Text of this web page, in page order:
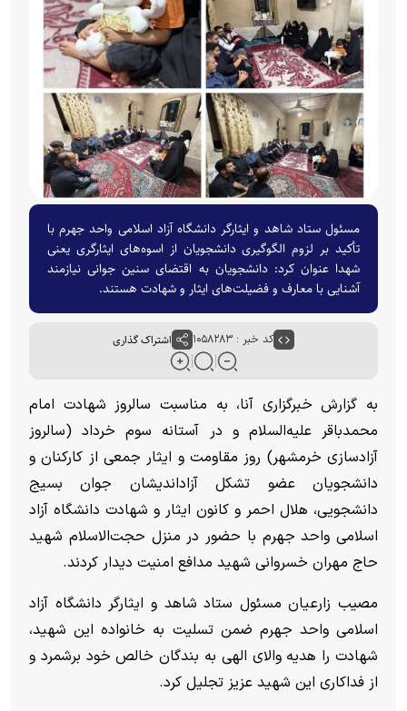
مسئول ستاد شاهد و ایثارگر دانشگاه آزاد اسلامی واحد جهرم با
تأکید بر لزوم الگوگیری دانشجویان از اسوه‌های ایثارگری یعنی
شهدا عنوان کرد: دانشجویان به اقتضای سنین جوانی نیازمند
آشنایی با معارف و فضیلت‌های ایثار و شهادت هستند.
کد خبر : ۱۰۵۸۲۸۳ اشتراک گذاری
به گزارش خبرگزاری آنا، به مناسبت سالروز شهادت امام
محمدباقر علیه‌السلام و در آستانه سوم خرداد (سالروز
آزادسازی خرمشهر) روز مقاومت و ایثار جمعی از کارکنان و
دانشجویان عضو تشکل آزاداندیشان جوان بسیج
دانشجویی، هلال احمر و کانون ایثار و شهادت دانشگاه آزاد
اسلامی واحد جهرم با حضور در منزل حجت‌الاسلام شهید
حاج مهران خسروانی شهید مدافع امنیت دیدار کردند.
مصیب زارعیان مسئول ستاد شاهد و ایثارگر دانشگاه آزاد
اسلامی واحد جهرم ضمن تسلیت به خانواده این شهید،
شهادت را هدیه والای الهی به بندگان خالص خود برشمرد و
از فداکاری این شهید عزیز تجلیل کرد.